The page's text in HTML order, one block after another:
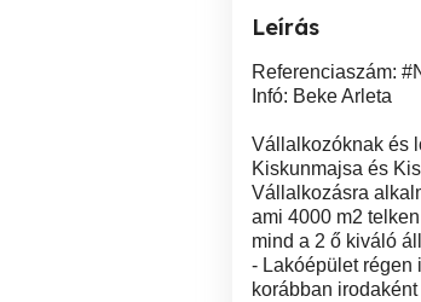
Leírás
Referenciaszám:
Infó: Beke Arleta
Vállalkozóknak és
Kiskunmajsa és
Vállalkozásra
ami 4000 m2
mind a 2 ő kiváló
- Lakóépület régen
korábban